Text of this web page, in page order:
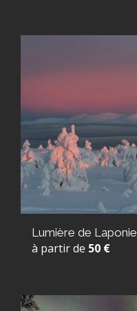
Lumière de Laponie
à partir de 50 €